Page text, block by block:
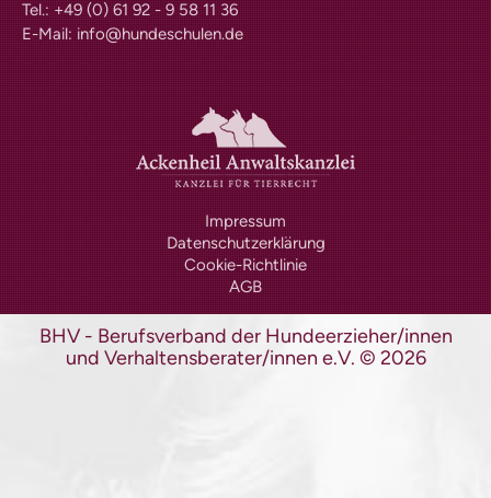
PLZ-Gebiet 6
PLZ-Gebiet 7
PLZ-Gebiet 8
PLZ-Gebiet 9
Formulare | Downloads
Assistenzhund-Team-Prüfung
Prüferliste
Dummyprüfung
Richtlinien
Tel.: +49 (0) 61 92 - 9 58 11 36
E-Mail: info@hundeschulen.de
Impressum
Datenschutzerklärung
Cookie-Richtlinie
AGB
BHV - Berufsverband der Hundeerzieher/innen
und Verhaltensberater/innen e.V. © 2026